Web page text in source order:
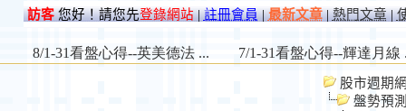
訪客您好！請您先登錄網站|註冊會員|最新文章|熱門文章|
股市週期
盤勢預